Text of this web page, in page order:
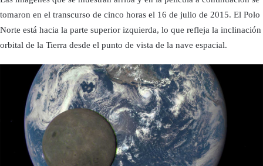
tomaron en el transcurso de cinco horas el 16 de julio de 2015. El Polo
Norte está hacia la parte superior izquierda, lo que refleja la inclinación
orbital de la Tierra desde el punto de vista de la nave espacial.